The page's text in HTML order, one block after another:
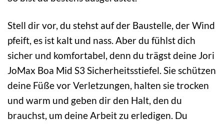
Stell dir vor, du stehst auf der Baustelle, der Wind
pfeift, es ist kalt und nass. Aber du fühlst dich
sicher und komfortabel, denn du trägst deine Jori
JoMax Boa Mid S3 Sicherheitsstiefel. Sie schützen
deine Füße vor Verletzungen, halten sie trocken
und warm und geben dir den Halt, den du
brauchst, um deine Arbeit zu erledigen. Du